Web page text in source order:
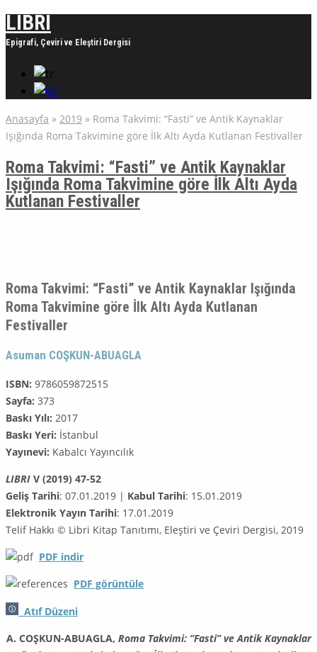
LIBRI
Epigrafi, Çeviri ve Eleştiri Dergisi
Anasayfa » 2019 » Roma Takvimi: “Fasti” ve Antik Kaynaklar
Işığında Roma Takvimine göre İlk Altı Ayda Kutlanan Festivaller
Roma Takvimi: “Fasti” ve Antik Kaynaklar
Işığında Roma Takvimine göre İlk Altı Ayda
Kutlanan Festivaller
Roma Takvimi: “Fasti” ve Antik Kaynaklar Işığında
Roma Takvimine göre İlk Altı Ayda Kutlanan
Festivaller
Asuman COŞKUN-ABUAGLA
ISBN: 9786059872515
Sayfa: 373
Baskı Yılı: 2017
Baskı Yeri: İstanbul
Yayınevi: Kabalcı Yayıncılık
LIBRI V (2019) 47-52
Geliş Tarihi: 07.01.2019 | Kabul Tarihi: 15.01.2019
Elektronik Yayın Tarihi: 17.01.2019
Telif Hakkı © Libri Kitap Tanıtımı, Eleştiri ve Çeviri Dergisi, 2019
PDF indir
PDF görüntüle
Atıf Düzeni
A. COŞKUN-ABUAGLA, Roma Takvimi: “Fasti” ve Antik Kaynaklar